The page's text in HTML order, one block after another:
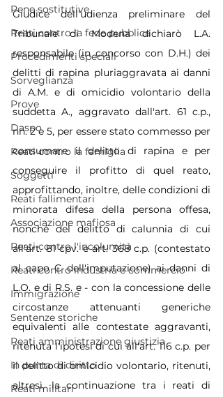
Pene sostitutive
Reati contro la fede pubblica
Procedimenti speciali
Sorveglianza
Prove
Daspo
Reati contro la famiglia
Soggetti
Reati fallimentari
Associazione mafiosa
Reati contro l'incolumità
Reati contro industria e commercio
Immigrazione
Sentenze storiche
Reati amministrazione giustizia
In punta di diritto
Reati militari
Giudice dell'udienza preliminare del
Tribunale di Modena dichiarò L.A.
responsabile (in concorso con D.H.) dei
delitti di rapina pluriaggravata ai danni
di A.M. e di omicidio volontario della
suddetta A., aggravato dall'art. 61 c.p.,
nn. 2 e 5, per essere stato commesso per
consumare il delitto di rapina e per
conseguire il profitto di quel reato,
approfittando, inoltre, delle condizioni di
minorata difesa della persona offesa,
nonché del delitto di calunnia di cui
all'art. 81 cpv. e art. 368 c.p. (contestato
al capo C dell'imputazione) ai danni di
L.O. e di R.S. e - con la concessione delle
circostanze attenuanti generiche
equivalenti alle contestate aggravanti,
ritenuta l'ipotesi di cui all'art. 116 c.p. per
il delitto di omicidio volontario, ritenuti,
altresì, la continuazione tra i reati di